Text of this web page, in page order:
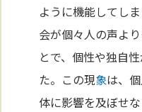
ように機能してし
会が個々人の声よ
とで、個性や独自
た。この現象は、
体に影響を及ぼせ